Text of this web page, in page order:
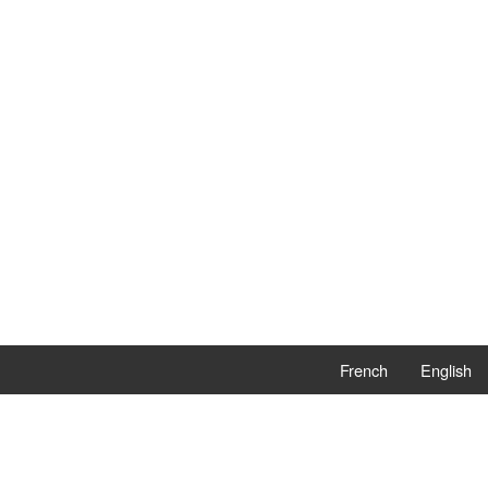
French English